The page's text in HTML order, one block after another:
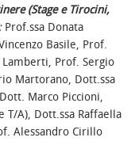
(Stage e Tirocini,
Prof.ssa Donata
Basile, Prof.
Prof. Sergio
Martorano, Dott.ssa
Marco Piccioni,
T/A), Dott.ssa Raffaella
Alessandro Cirillo